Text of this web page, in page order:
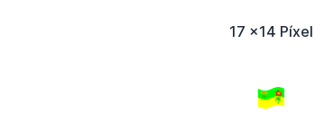
17 x14 Píxel